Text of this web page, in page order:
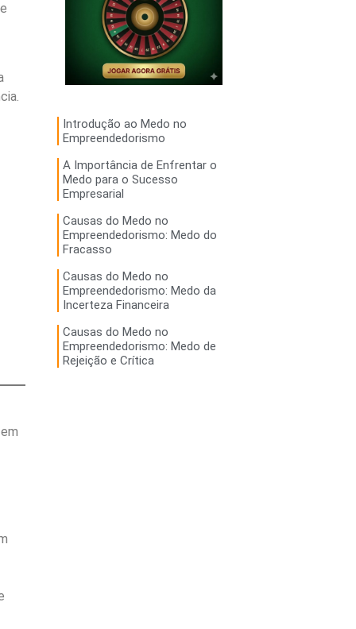
Introdução ao Medo no
Empreendedorismo
A Importância de Enfrentar o
Medo para o Sucesso
Empresarial
Causas do Medo no
Empreendedorismo: Medo do
Fracasso
Causas do Medo no
Empreendedorismo: Medo da
Incerteza Financeira
Causas do Medo no
Empreendedorismo: Medo de
Rejeição e Crítica